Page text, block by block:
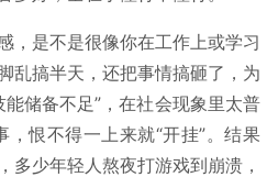
，是不是很像你在工作上或学习
乱搞半天，还把事情搞砸了，为
储备不足”，在社会现象里太普
恨不得一上来就“开挂”。结果
少年轻人熬夜打游戏到崩溃，